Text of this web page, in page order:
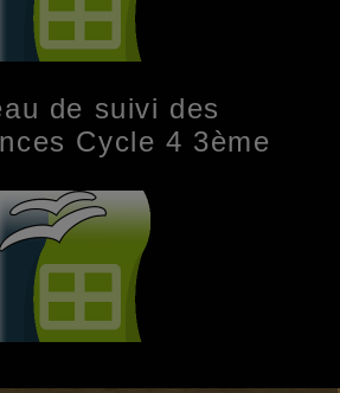
de suivi des
Cycle 4 3ème